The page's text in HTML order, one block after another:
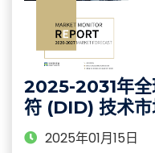
2025-2031年全
符 (DID) 技术市
调研报告
2025年01月15日